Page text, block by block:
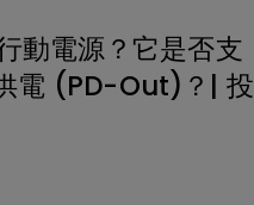
動電源？它是否支
電 (PD-Out)？| 投